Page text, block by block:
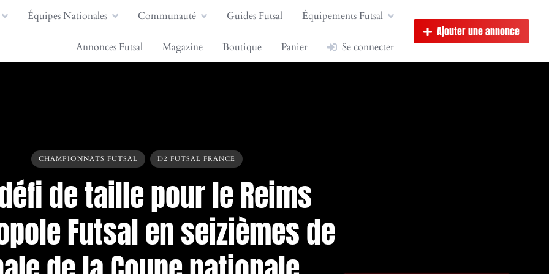
Équipes Nationales Communauté Guides Futsal Équipements Futsal
Annonces Futsal Magazine Boutique Panier Se connecter
Ajouter une annonce
CHAMPIONNATS FUTSAL D2 FUTSAL FRANCE
de taille pour le Reims
Futsal en seizièmes de